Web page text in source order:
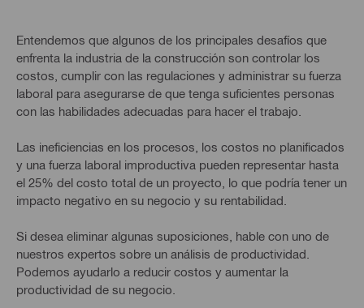
Entendemos que algunos de los principales desafíos que
enfrenta la industria de la construcción son controlar los
costos, cumplir con las regulaciones y administrar su fuerza
laboral para asegurarse de que tenga suficientes personas
con las habilidades adecuadas para hacer el trabajo.
Las ineficiencias en los procesos, los costos no planificados
y una fuerza laboral improductiva pueden representar hasta
el 25% del costo total de un proyecto, lo que podría tener un
impacto negativo en su negocio y su rentabilidad.
Si desea eliminar algunas suposiciones, hable con uno de
nuestros expertos sobre un análisis de productividad.
Podemos ayudarlo a reducir costos y aumentar la
productividad de su negocio.